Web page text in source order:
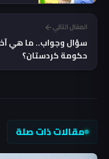
المقال التالي
سؤال وجواب.. ما هي
حكومة كردستان؟
مقالات ذات صلة